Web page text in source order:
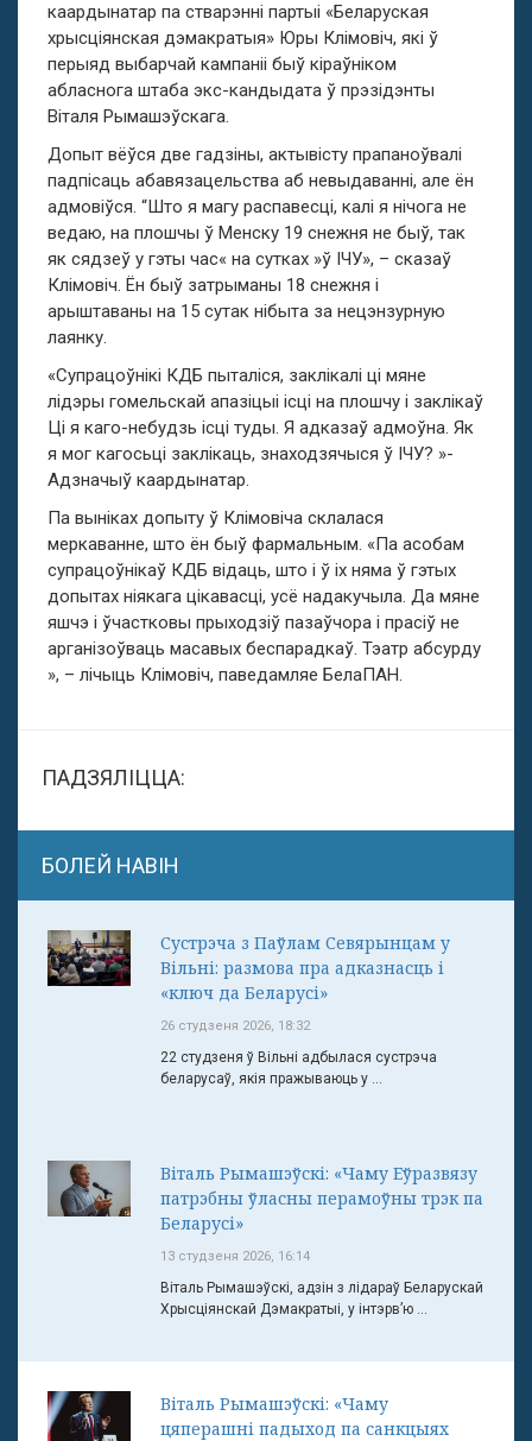
каардынатар па стварэнні партыі «Беларуская
хрысціянская дэмакратыя» Юры Клімовіч, які ў
перыяд выбарчай кампаніі быў кіраўніком
абласнога штаба экс-кандыдата ў прэзідэнты
Віталя Рымашэўскага.
Допыт вёўся две гадзіны, актывісту прапаноўвалі
падпісаць абавязацельства аб невыдаванні, але ён
адмовіўся. “Што я магу распавесці, калі я нічога не
ведаю, на плошчы ў Менску 19 снежня не быў, так
як сядзеў у гэты час« на сутках »ў ІЧУ», – сказаў
Клімовіч. Ён быў затрыманы 18 снежня і
арыштаваны на 15 сутак нібыта за нецэнзурную
лаянку.
«Супрацоўнікі КДБ пыталіся, заклікалі ці мяне
лідэры гомельскай апазіцыі ісці на плошчу і заклікаў
Ці я каго-небудзь ісці туды. Я адказаў адмоўна. Як
я мог кагосьці заклікаць, знаходзячыся ў ІЧУ? »-
Адзначыў каардынатар.
Па выніках допыту ў Клімовіча склалася
меркаванне, што ён быў фармальным. «Па асобам
супрацоўнікаў КДБ відаць, што і ў іх няма ў гэтых
допытах ніякага цікавасці, усё надакучыла. Да мяне
яшчэ і ўчастковы прыходзіў пазаўчора і прасіў не
арганізоўваць масавых беспарадкаў. Тэатр абсурду
», – лічыць Клімовіч, паведамляе БелаПАН.
ПАДЗЯЛІЦЦА:
БОЛЕЙ НАВІН
Сустрэча з Паўлам Севярынцам у
Вільні: размова пра адказнасць і
«ключ да Беларусі»
26 студзеня 2026, 18:32
22 студзеня ў Вільні адбылася сустрэча
беларусаў, якія пражываюць у ...
Віталь Рымашэўскі: «Чаму Еўразвязу
патрэбны ўласны перамоўны трэк па
Беларусі»
13 студзеня 2026, 16:14
Віталь Рымашэўскі, адзін з лідараў Беларускай
Хрысціянскай Дэмакратыі, у інтэрв’ю ...
Віталь Рымашэўскі: «Чаму
цяперашні падыход па санкцыях